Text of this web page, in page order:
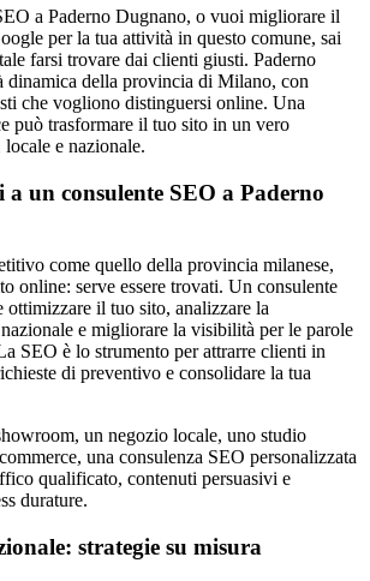
a Paderno Dugnano, o vuoi migliorare il
per la tua attività in questo comune, sai
farsi trovare dai clienti giusti. Paderno
dinamica della provincia di Milano, con
che vogliono distinguersi online. Una
può trasformare il tuo sito in un vero
e nazionale.
a un consulente SEO a Paderno
come quello della provincia milanese,
online: serve essere trovati. Un consulente
ottimizzare il tuo sito, analizzare la
e migliorare la visibilità per le parole
SEO è lo strumento per attrarre clienti in
di preventivo e consolidare la tua
un negozio locale, uno studio
una consulenza SEO personalizzata
qualificato, contenuti persuasivi e
durature.
strategie su misura